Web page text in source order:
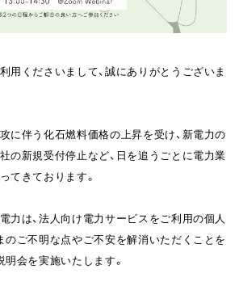
用くださいまして、誠にありがとうございま
に伴う化石燃料価格の上昇を受け、新電力の
の新規受付停止など、日を追うごとに電力業
てきております。
力は、法人向け電力サービスをご利用の個人
のご不明な点やご不安を解消いただくことを
明会を実施いたします。